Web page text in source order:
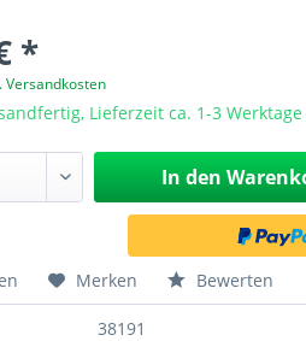
*
Versandkosten
Lieferzeit ca. 1-3 Werktage
In den
Merken Bewerten
38191